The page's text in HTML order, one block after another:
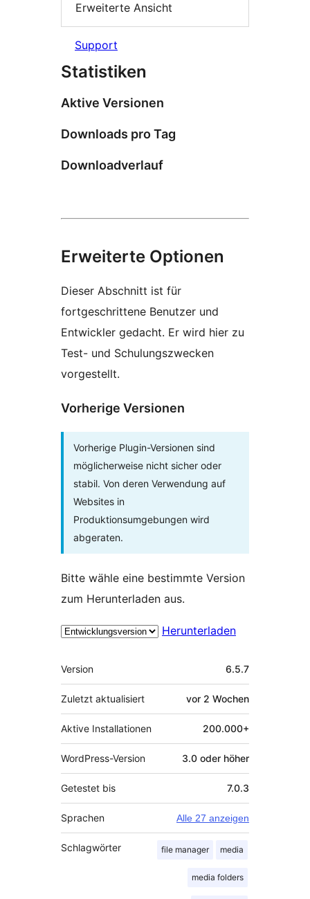
Erweiterte Ansicht
Support
Statistiken
Aktive Versionen
Downloads pro Tag
Downloadverlauf
Erweiterte Optionen
Dieser Abschnitt ist für
fortgeschrittene Benutzer und
Entwickler gedacht. Er wird hier zu
Test- und Schulungszwecken
vorgestellt.
Vorherige Versionen
Vorherige Plugin-Versionen sind
möglicherweise nicht sicher oder
stabil. Von deren Verwendung auf
Websites in
Produktionsumgebungen wird
abgeraten.
Bitte wähle eine bestimmte Version
zum Herunterladen aus.
Herunterladen
Meta
Version 6.5.7
Zuletzt aktualisiert vor 2 Wochen
Aktive Installationen 200.000+
WordPress-Version 3.0 oder höher
Getestet bis 7.0.3
Sprachen Alle 27 anzeigen
Schlagwörter file manager media
media folders